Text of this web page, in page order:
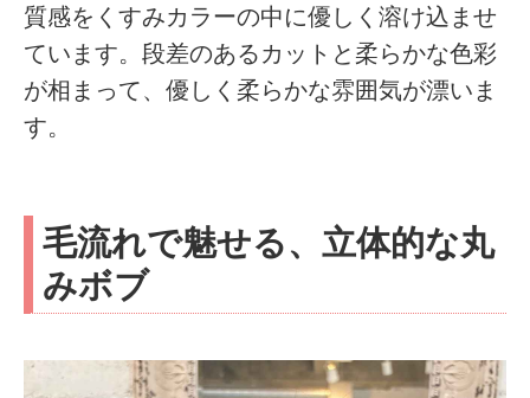
質感をくすみカラーの中に優しく溶け込ませ
ています。段差のあるカットと柔らかな色彩
が相まって、優しく柔らかな雰囲気が漂いま
す。
毛流れで魅せる、立体的な丸
みボブ